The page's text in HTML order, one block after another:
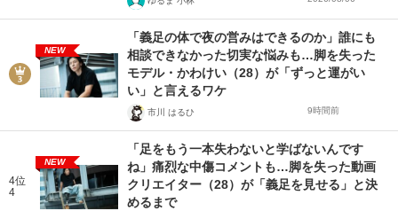
NEW
「義足の体で夜の営みはできるのか」誰にも
相談できなかった切実な悩みも…脚を失った
モデル・かわけい（28）が「ずっと運がい
い」と言えるワケ
市川 はるひ 9時間前
4位
4
NEW
「足をもう一本失わないと学ばないんです
ね」痛烈な中傷コメントも…脚を失った動画
クリエイター（28）が「義足を見せる」と決
めるまで